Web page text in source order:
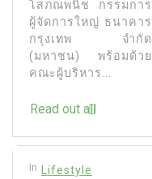
โสภณพนิช กรรมการ
ผู้จัดการใหญ่ ธนาคาร
กรุงเทพ จำกัด
(มหาชน) พร้อมด้วย
คณะผู้บริหาร...
Read out all
In Lifestyle